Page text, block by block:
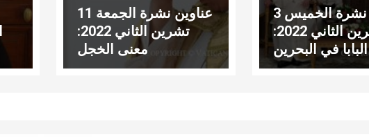
عناوين نشرة الجمعة 11
تشرين الثاني 2022:
معنى الخجل
عناوين نشرة الخميس 3
تشرين الثاني 2022:
البابا في البحرين